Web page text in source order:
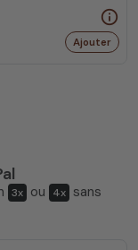
info_outline
Ajouter
3x ou 4x sans